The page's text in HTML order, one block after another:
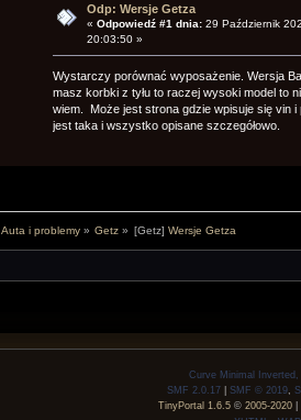
Odp: Wersje Getza
«Odpowiedź #1 dnia: 29 Październik
20:03:50 »
Wystarczy porównać wyposażenie. Wersja
masz korbki z tyłu to raczej wysoki model to
wiem. Może jest strona gdzie wpisuje się vin
jest taka i wszystko opisane szczegółowo.
Auta i problemy» Getz » [Getz] Wersje Getza
Curve Minimal
SMF 2.0.17 |SMF © 2019,
TinyPortal 1.6.5© 2005-2020|